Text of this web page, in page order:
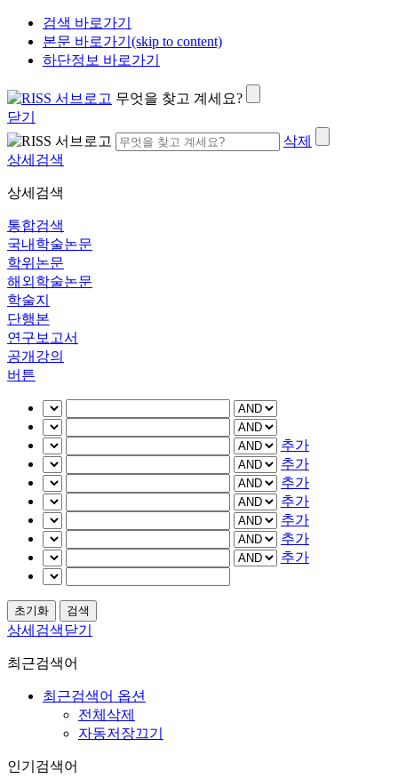
검색 바로가기
본문 바로가기(skip to content)
하단정보 바로가기
무엇을 찾고 계세요?
닫기
삭제
상세검색
상세검색
통합검색
국내학술논문
학위논문
해외학술논문
학술지
단행본
연구보고서
공개강의
버튼
추가
추가
추가
추가
추가
추가
추가
상세검색닫기
최근검색어
최근검색어 옵션
전체삭제
자동저장끄기
인기검색어